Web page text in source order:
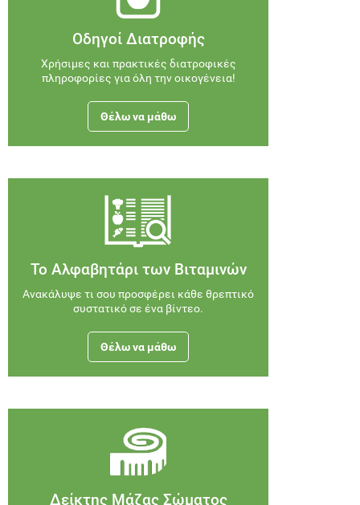
Οδηγοί Διατροφής
Χρήσιμες και πρακτικές διατροφικές
πληροφορίες για όλη την οικογένεια!
Θέλω να μάθω
Το Αλφαβητάρι των Βιταμινών
Ανακάλυψε τι σου προσφέρει κάθε θρεπτικό
συστατικό σε ένα βίντεο.
Θέλω να μάθω
Δείκτης Μάζας Σώματος